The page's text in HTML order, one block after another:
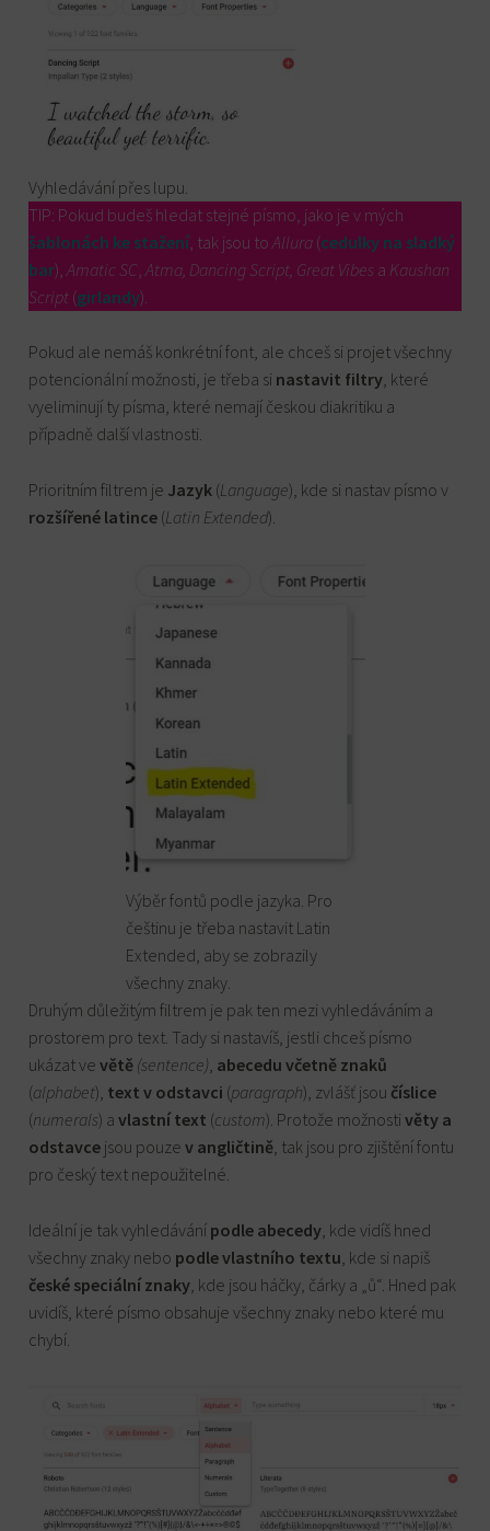
Vyhledávání přes lupu.
TIP: Pokud budeš hledat stejné písmo, jako je v mých
šablonách ke stažení , tak jsou to Allura (cedulky na sladký
bar), Amatic SC ,Atma, Dancing Script, Great Vibes a Kaushan
Script (girlandy).
Pokud ale nemáš konkrétní font, ale chceš si projet všechny
potencionální možnosti, je třeba si nastavit filtry, které
vyeliminují ty písma, které nemají českou diakritiku a
případně další vlastnosti.
Prioritním filtrem je Jazyk (Language), kde si nastav písmo v
rozšířené latince (Latin Extended).
Výběr fontů podle jazyka. Pro
češtinu je třeba nastavit Latin
Extended, aby se zobrazily
všechny znaky.
Druhým důležitým filtrem je pak ten mezi vyhledáváním a
prostorem pro text. Tady si nastavíš, jestli chceš písmo
ukázat vevětě (sentence), abecedu včetně znaků
(alphabet), text v odstavci (paragraph), zvlášť jsou číslice
(numerals) avlastní text (custom). Protože možnostivěty a
odstavce jsou pouzev angličtině, tak jsou pro zjištění fontu
pro český text nepoužitelné.
Ideální je tak vyhledávání podle abecedy , kde vidíš hned
všechny znaky nebo podle vlastního textu , kde si napiš
české speciální znaky , kde jsou háčky, čárky a „ů“. Hned pak
uvidíš, které písmo obsahuje všechny znaky nebo které mu
chybí.